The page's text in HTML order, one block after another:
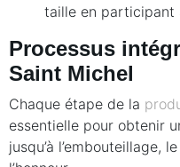
taille en participant
Processus
Saint Michel
Chaque étape de la
essentielle pour obtenir
jusqu’à l’embouteillage,